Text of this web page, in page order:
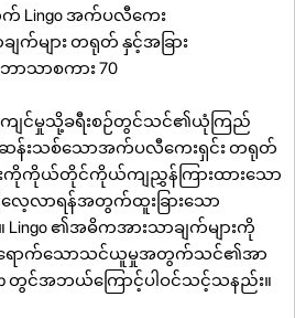
က် Lingo အက်ပလီကေး
ျက်များ တရုတ် နှင့်အခြား
ဘာသာစကား 70
းကျင်မှုသို့ခရီးစဉ်တွင်သင်၏ယုံကြည်
န်းသစ်သောအက်ပလီကေးရှင်း တရုတ်
ားကိုကိုယ်တိုင်ကိုယ်ကျညွှန်ကြားထားသော
လေ့လာရန်အတွက်ထူးခြားသော
Lingo ၏အဓိကအားသာချက်များကို
ရောက်သောသင်ယူမှုအတွက်သင်၏အာ
င်အဘယ်ကြောင့်ပါဝင်သင့်သနည်း။